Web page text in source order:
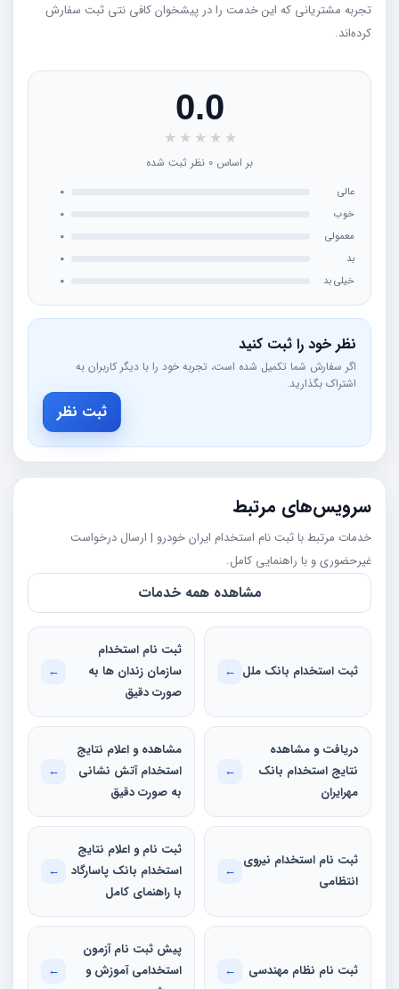
تجربه مشتریانی که این خدمت را در پیشخوان کافی نتی ثبت سفارش
کرده‌اند.
0.0
★
★
★
★
★
بر اساس 0 نظر ثبت شده
عالی
0
خوب
0
معمولی
0
بد
0
خیلی بد
0
نظر خود را ثبت کنید
اگر سفارش شما تکمیل شده است، تجربه خود را با دیگر کاربران به
اشتراک بگذارید.
ثبت نظر
سرویس‌های مرتبط
خدمات مرتبط با ثبت نام استخدام ایران خودرو | ارسال درخواست
غیرحضوری و با راهنمایی کامل.
مشاهده همه خدمات
ثبت استخدام بانک ملل ←
ثبت نام استخدام
سازمان زندان ها به
صورت دقیق
←
دریافت و مشاهده
نتایج استخدام بانک
مهرایران
←
مشاهده و اعلام نتایج
استخدام آتش نشانی
به صورت دقیق
←
ثبت نام استخدام نیروی
انتظامی
←
ثبت نام و اعلام نتایج
استخدام بانک پاسارگاد
با راهنمای کامل
←
ثبت نام نظام مهندسی ←
پیش ثبت نام آزمون
استخدامی آموزش و
←